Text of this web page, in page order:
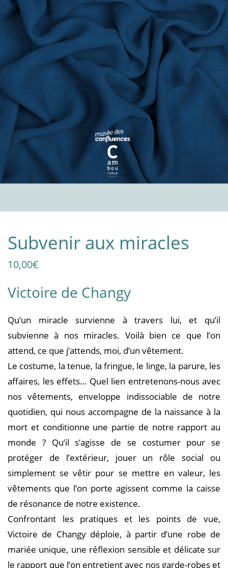
Subvenir aux miracles
10,00€
Victoire de Changy
Qu’un miracle survienne à travers lui, et qu’il
subvienne à nos miracles. Voilà bien ce que l’on
attend, ce que j’attends, moi, d’un vêtement.
Le costume, la tenue, la fringue, le linge, la parure, les
affaires, les effets… Quel lien entretenons-nous avec
nos vêtements, enveloppe indissociable de notre
quotidien, qui nous accompagne de la naissance à la
mort et conditionne une partie de notre rapport au
monde ? Qu’il s’agisse de se costumer pour se
protéger de l’extérieur, jouer un rôle social ou
simplement se vêtir pour se mettre en valeur, les
vêtements que l’on porte agissent comme la caisse
de résonance de notre existence.
Confrontant les pratiques et les points de vue,
Victoire de Changy déploie, à partir d’une robe de
mariée unique, une réflexion sensible et délicate sur
le rapport que l’on entretient avec nos garde-robes et